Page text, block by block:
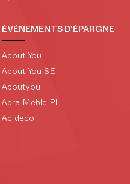
ÉVÉNEMENTS D'ÉPARGNE
About You
About You SE
Aboutyou
Abra Meble PL
Ac deco